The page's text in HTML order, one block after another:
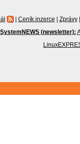
| Ceník inzerce | Zprávy |
SystemNEWS (newsletter):